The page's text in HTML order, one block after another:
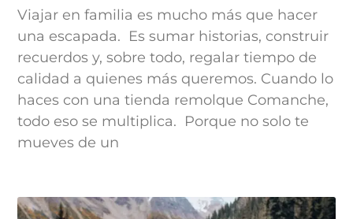
Viajar en familia es mucho más que hacer
una escapada. Es sumar historias, construir
recuerdos y, sobre todo, regalar tiempo de
calidad a quienes más queremos. Cuando lo
haces con una tienda remolque Comanche,
todo eso se multiplica. Porque no solo te
mueves de un